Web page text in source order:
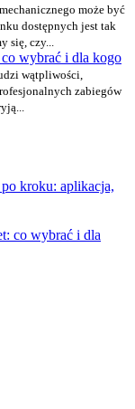
może być
dostępnych jest tak
się, czy...
wybrać i dla kogo
wątpliwości,
zabiegów
kroku: aplikacja,
co wybrać i dla